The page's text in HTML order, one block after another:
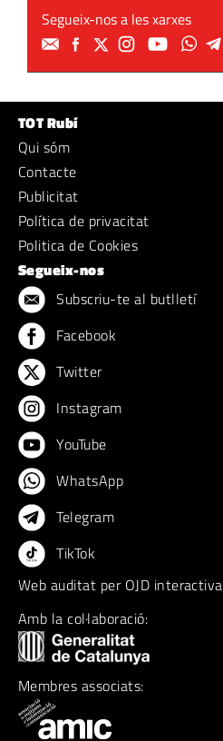
Segueix-nos a les xarxes
TOT Rubí
Qui sóm
Contacte
Publicitat
Política de privacitat
Politica de Cookies
Segueix-nos
Subscriu-te al butlletí
Facebook
Twitter
Instagram
YouTube
WhatsApp
Telegram
TikTok
Web auditat per OJD interactiva
Amb la col·laboració:
Membres associats: